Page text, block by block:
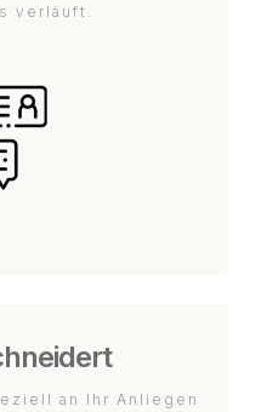
verläuft.
an Ihr Anliegen